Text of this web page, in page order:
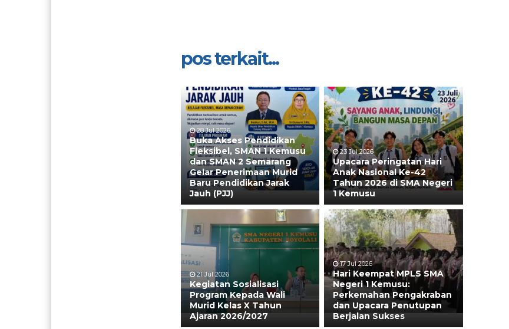
pos terkait...
28 Jul 2026
Buka Akses Pendidikan
Fleksibel, SMAN 1 Kemusu
dan SMAN 2 Semarang
Gelar Penerimaan Murid
Baru Pendidikan Jarak
Jauh (PJJ)
23 Jul 2026
Upacara Peringatan Hari
Anak Nasional Ke-42
Tahun 2026 di SMA Negeri
1 Kemusu
21 Jul 2026
Kegiatan Sosialisasi
Program Kepada Wali
Murid Kelas X Tahun
Ajaran 2026/2027
17 Jul 2026
Hari Keempat MPLS SMA
Negeri 1 Kemusu:
Perkemahan Pengakraban
dan Upacara Penutupan
Berjalan Sukses